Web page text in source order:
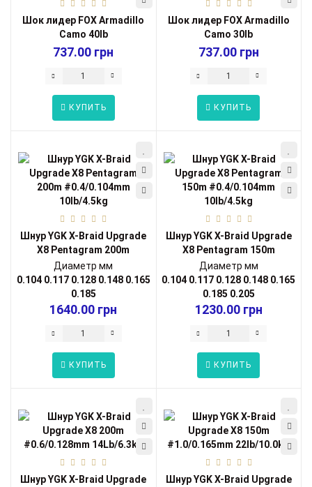
Шок лидер FOX Armadillo
Camo 40lb
737.00 грн
КУПИТЬ
Шок лидер FOX Armadillo
Camo 30lb
737.00 грн
КУПИТЬ
Шнур YGK X-Braid Upgrade
X8 Pentagram 200m
#0.4/0.104mm...
Диаметр мм
0.104 0.117 0.128 0.148 0.165
0.185
1640.00 грн
КУПИТЬ
Шнур YGK X-Braid Upgrade
X8 Pentagram 150m
#0.4/0.104mm...
Диаметр мм
0.104 0.117 0.128 0.148 0.165
0.185 0.205
1230.00 грн
КУПИТЬ
Шнур YGK X-Braid Upgrade
Шнур YGK X-Braid Upgrade